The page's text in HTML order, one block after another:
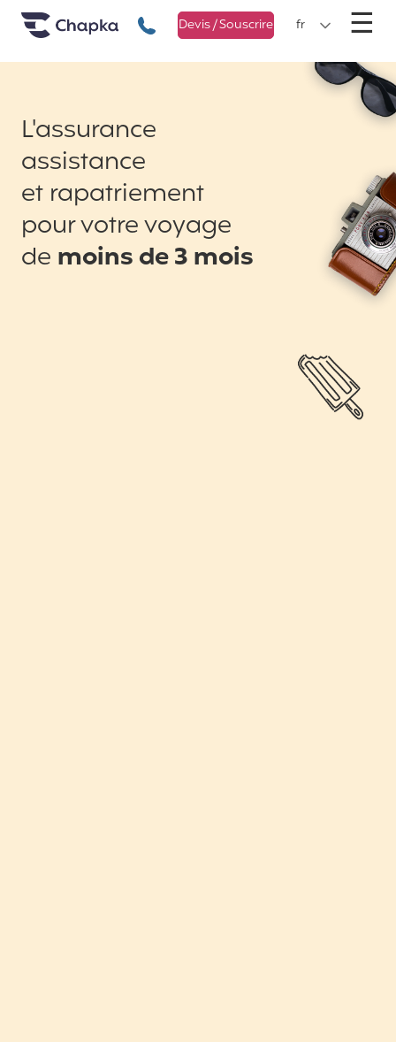
Chapka Assurances Voyages
+33 1 74 85 50 50
Devis / Souscrire fr ☰
L'assurance
assistance
et rapatriement
pour votre voyage
de moins de 3 mois